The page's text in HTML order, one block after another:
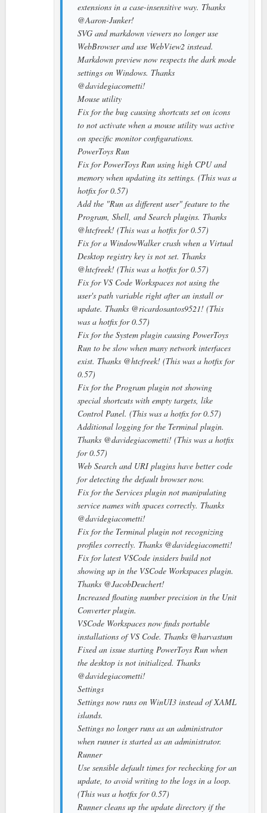
extensions in a case-insensitive way. Thanks
@Aaron-Junker!
SVG and markdown viewers no longer use
WebBrowser and use WebView2 instead.
Markdown preview now respects the dark mode
settings on Windows. Thanks
@davidegiacometti!
Mouse utility
Fix for the bug causing shortcuts set on icons
to not activate when a mouse utility was active
on specific monitor configurations.
PowerToys Run
Fix for PowerToys Run using high CPU and
memory when updating its settings. (This was a
hotfix for 0.57)
Add the "Run as different user" feature to the
Program, Shell, and Search plugins. Thanks
@htcfreek! (This was a hotfix for 0.57)
Fix for a WindowWalker crash when a Virtual
Desktop registry key is not set. Thanks
@htcfreek! (This was a hotfix for 0.57)
Fix for VS Code Workspaces not using the
user's path variable right after an install or
update. Thanks @ricardosantos9521! (This
was a hotfix for 0.57)
Fix for the System plugin causing PowerToys
Run to be slow when many network interfaces
exist. Thanks @htcfreek! (This was a hotfix for
0.57)
Fix for the Program plugin not showing
special shortcuts with empty targets, like
Control Panel. (This was a hotfix for 0.57)
Additional logging for the Terminal plugin.
Thanks @davidegiacometti! (This was a hotfix
for 0.57)
Web Search and URI plugins have better code
for detecting the default browser now.
Fix for the Services plugin not manipulating
service names with spaces correctly. Thanks
@davidegiacometti!
Fix for the Terminal plugin not recognizing
profiles correctly. Thanks @davidegiacometti!
Fix for latest VSCode insiders build not
showing up in the VSCode Workspaces plugin.
Thanks @JacobDeuchert!
Increased floating number precision in the Unit
Converter plugin.
VSCode Workspaces now finds portable
installations of VS Code. Thanks @harvastum
Fixed an issue starting PowerToys Run when
the desktop is not initialized. Thanks
@davidegiacometti!
Settings
Settings now runs on WinUI3 instead of XAML
islands.
Settings no longer runs as an administrator
when runner is started as an administrator.
Runner
Use sensible default times for rechecking for an
update, to avoid writing to the logs in a loop.
(This was a hotfix for 0.57)
Runner cleans up the update directory if the